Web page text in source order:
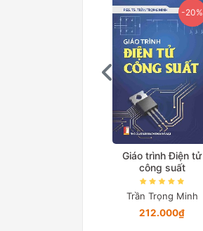
-20%
Giáo trình Điện tử
công suất
Trần Trọng Minh
212.000₫